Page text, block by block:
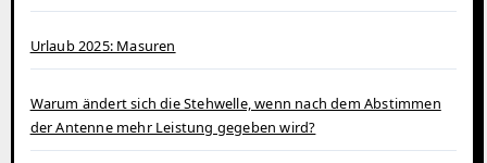
Urlaub 2025: Masuren
Warum ändert sich die Stehwelle, wenn nach dem Abstimmen
der Antenne mehr Leistung gegeben wird?